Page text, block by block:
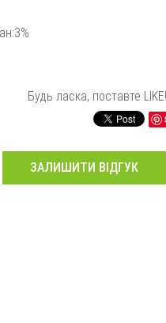
Будь ласка, поставте LIKE!
ЗАЛИШИТИ ВІДГУК